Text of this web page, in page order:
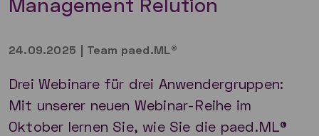
24.09.2025 | Team paed.ML®
Drei Webinare für drei Anwendergruppen:
Mit unserer neuen Webinar-Reihe im
Oktober lernen Sie, wie Sie die paed.ML®